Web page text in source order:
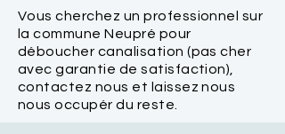
Vous cherchez un professionnel sur
la commune Neupré pour
déboucher canalisation (pas cher
avec garantie de satisfaction),
contactez nous et laissez nous
nous occupér du reste.